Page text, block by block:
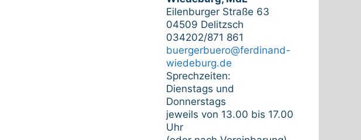
Eilenburger Straße 63
04509 Delitzsch
034202/871 861
buergerbuero@ferdinand-
wiedeburg.de
Sprechzeiten:
Dienstags und
Donnerstags
jeweils von 13.00 bis 17.00
Uhr